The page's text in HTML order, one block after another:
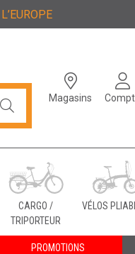
Magasins
CARGO /
TRIPORTEUR
VÉLOS
PROMOTIONS